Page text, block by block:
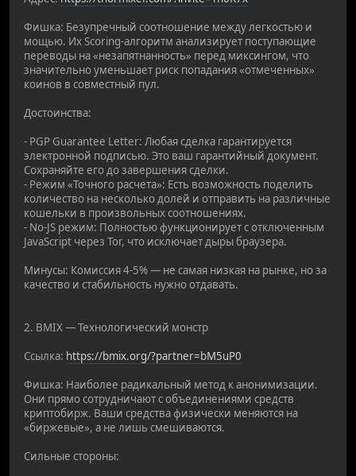
Фишка: Безупречный соотношение между легкостью и
мощью. Их Scoring-алгоритм анализирует поступающие
переводы на «незапятнанность» перед миксингом, что
значительно уменьшает риск попадания «отмеченных»
коинов в совместный пул.
Достоинства:
- PGP Guarantee Letter: Любая сделка гарантируется
электронной подписью. Это ваш гарантийный документ.
Сохраняйте его до завершения сделки.
- Режим «Точного расчета»: Есть возможность поделить
количество на несколько долей и отправить на различные
кошельки в произвольных соотношениях.
- No-JS режим: Полностью функционирует с отключенным
JavaScript через Tor, что исключает дыры браузера.
Минусы: Комиссия 4-5% — не самая низкая на рынке, но за
качество и стабильность нужно отдавать.
2. BMIX — Технологический монстр
Ссылка: https://bmix.org/?partner=bM5uP0
Фишка: Наиболее радикальный метод к анонимизации.
Они прямо сотрудничают с объединениями средств
криптобирж. Ваши средства физически меняются на
«биржевые», а не лишь смешиваются.
Сильные стороны: